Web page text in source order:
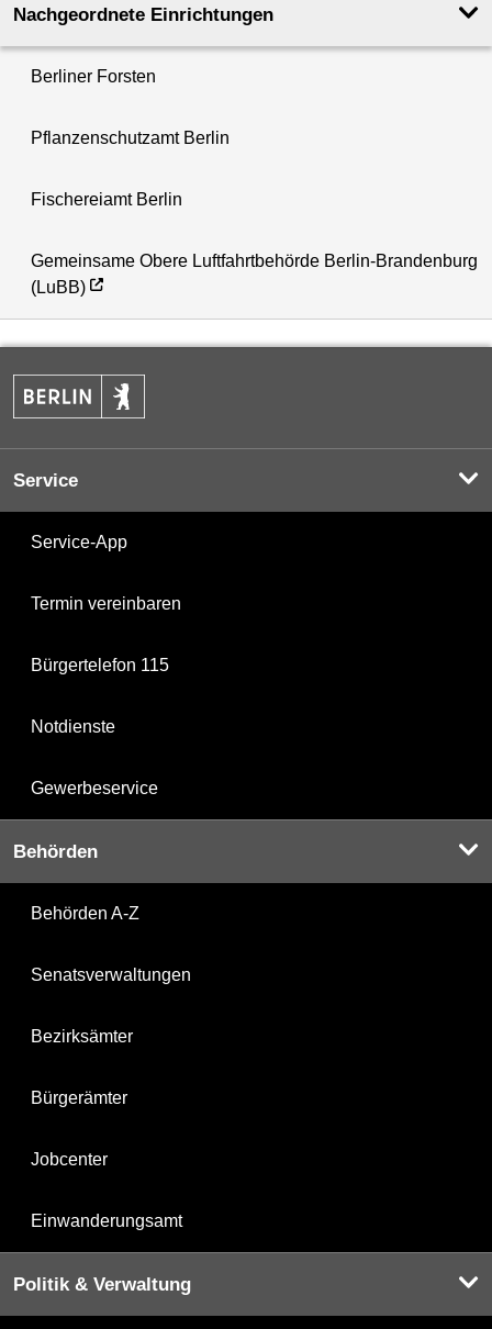
Nachgeordnete Einrichtungen
Berliner Forsten
Pflanzenschutzamt Berlin
Fischereiamt Berlin
Gemeinsame Obere Luftfahrtbehörde Berlin-Brandenburg
(LuBB)
Service
Service-App
Termin vereinbaren
Bürgertelefon 115
Notdienste
Gewerbeservice
Behörden
Behörden A-Z
Senatsverwaltungen
Bezirksämter
Bürgerämter
Jobcenter
Einwanderungsamt
Politik & Verwaltung